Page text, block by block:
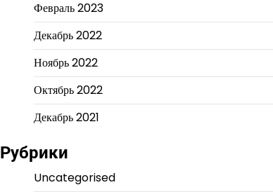
Февраль 2023
Декабрь 2022
Ноябрь 2022
Октябрь 2022
Декабрь 2021
Рубрики
Uncategorised